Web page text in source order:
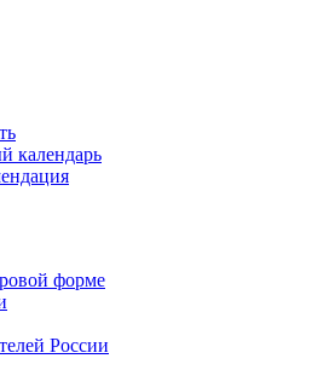
календарь
форме
России